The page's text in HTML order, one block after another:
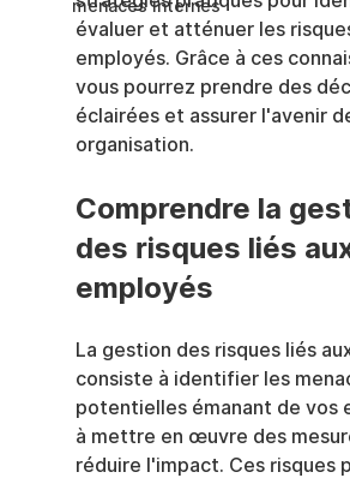
menaces internes
évaluer et atténuer les
employés. Grâce à ces
vous pourrez prendre des
éclairées et assurer l'avenir
organisation.
Comprendre la
des risques liés
employés
La gestion des risques liés
consiste à identifier les
potentielles émanant de
à mettre en œuvre des
réduire l'impact. Ces risques